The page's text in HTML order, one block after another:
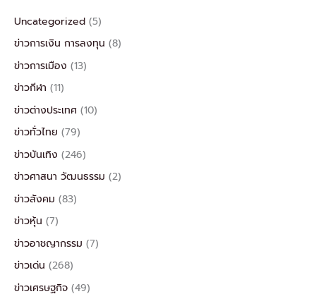
Uncategorized (5)
ข่าวการเงิน การลงทุน (8)
ข่าวการเมือง (13)
ข่าวกีฬา (11)
ข่าวต่างประเทศ (10)
ข่าวทั่วไทย (79)
ข่าวบันเทิง (246)
ข่าวศาสนา วัฒนธรรม (2)
ข่าวสังคม (83)
ข่าวหุ้น (7)
ข่าวอาชญากรรม (7)
ข่าวเด่น (268)
ข่าวเศรษฐกิจ (49)